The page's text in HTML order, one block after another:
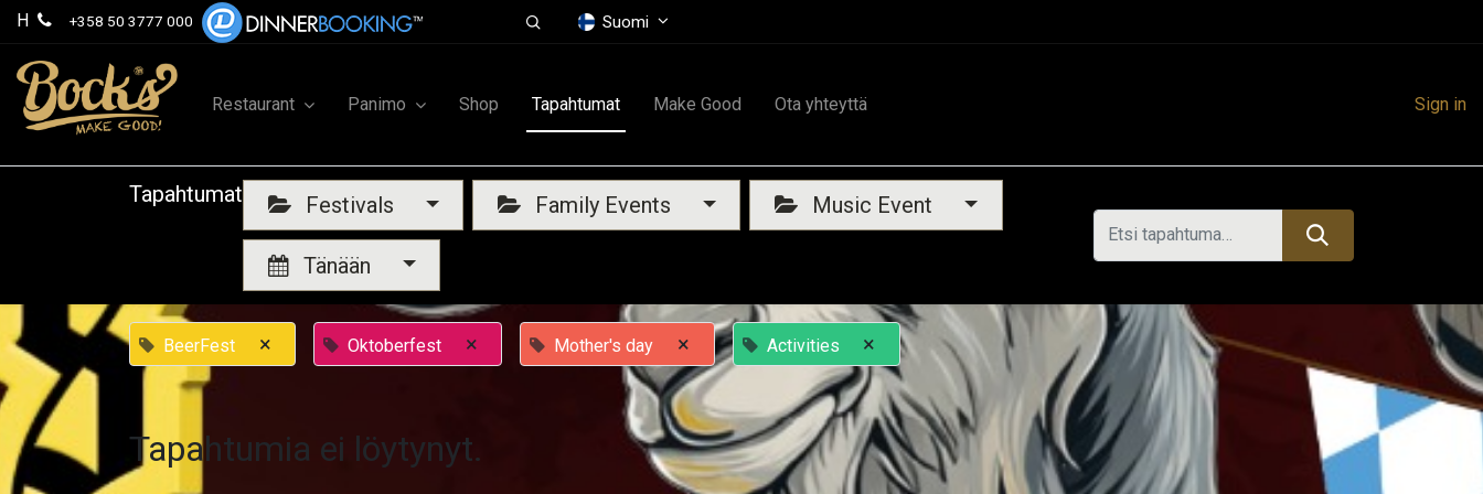
H +358 50 3777 000 Suomi
Restaurant Panimo Shop Tapahtumat Make Good Ota yhteyttä Sign in
Tapahtumat Festivals Family Events Music Event
Tänään
BeerFest × Oktoberfest × Mother's day × Activities ×
Tapahtumia ei löytynyt.